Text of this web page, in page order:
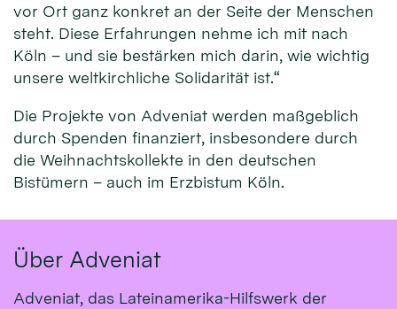
vor Ort ganz konkret an der Seite der Menschen
steht. Diese Erfahrungen nehme ich mit nach
Köln – und sie bestärken mich darin, wie wichtig
unsere weltkirchliche Solidarität ist.“
Die Projekte von Adveniat werden maßgeblich
durch Spenden finanziert, insbesondere durch
die Weihnachtskollekte in den deutschen
Bistümern – auch im Erzbistum Köln.
Über Adveniat
Adveniat, das Lateinamerika-Hilfswerk der